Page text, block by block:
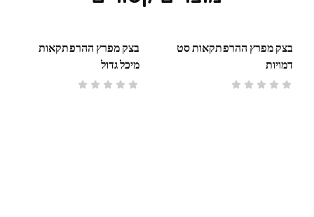
בצק מפרץ ההרפתקאות סט
דמויות
בצק מפרץ ההרפתקאות
מיכל גדול